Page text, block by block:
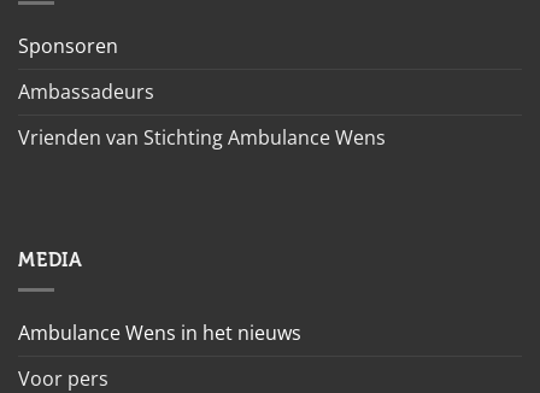
Sponsoren
Ambassadeurs
Vrienden van Stichting Ambulance Wens
MEDIA
Ambulance Wens in het nieuws
Voor pers